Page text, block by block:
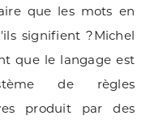
que les mots en
signifient ?Michel
que le langage est
de règles
produit par des